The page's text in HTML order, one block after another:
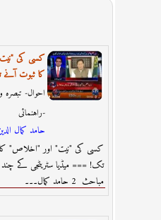
کسی کی
کا ثبوت
احوال- تبصرہ
راہنمائى-
حامد كمال
کسی کی "نیت" اور "اخلاص"
تک! === میڈیا سٹریٹجی کے چند
مباحث 2 حامد کمال۔۔۔